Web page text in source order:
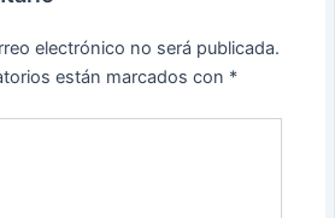
electrónico no será publicada.
están marcados con *